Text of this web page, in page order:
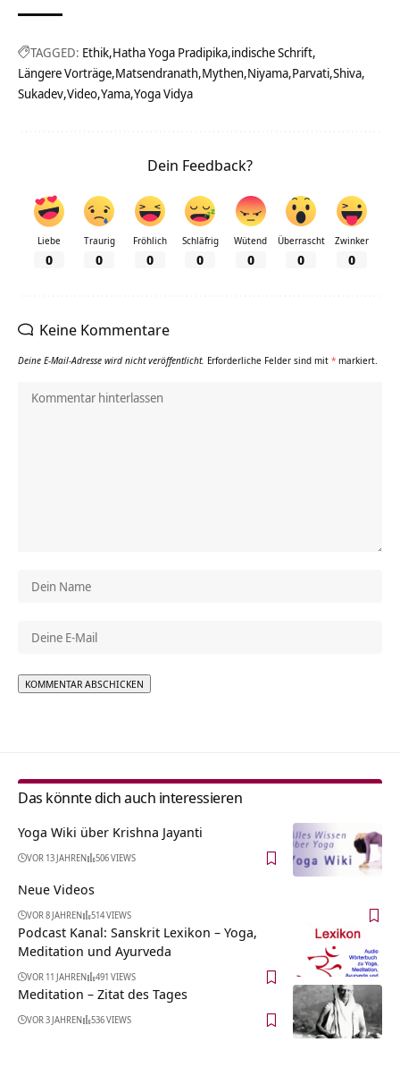
TAGGED: Ethik Hatha Yoga Pradipika indische Schrift
Längere Vorträge Matsendranath Mythen Niyama Parvati Shiva
Sukadev Video Yama Yoga Vidya
Dein Feedback?
Liebe
0
Traurig
0
Fröhlich
0
Schläfrig
0
Wütend
0
Überrascht
0
Zwinker
0
Keine Kommentare
Deine E-Mail-Adresse wird nicht veröffentlicht. Erforderliche Felder sind mit * markiert.
Das könnte dich auch interessieren
Yoga Wiki über Krishna Jayanti
VOR 13 JAHREN 506 VIEWS
Neue Videos
VOR 8 JAHREN 514 VIEWS
Podcast Kanal: Sanskrit Lexikon – Yoga,
Meditation und Ayurveda
VOR 11 JAHREN 491 VIEWS
Meditation – Zitat des Tages
VOR 3 JAHREN 536 VIEWS